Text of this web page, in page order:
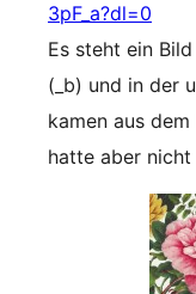
3pF_a?dl=0
Es steht ein
(_b) und in der
kamen aus
hatte aber